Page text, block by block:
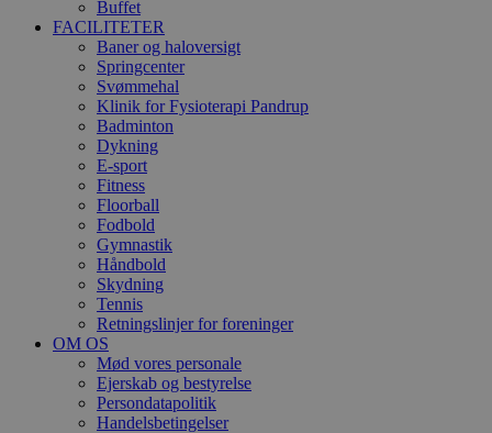
Buffet
FACILITETER
Baner og haloversigt
Springcenter
Svømmehal
Klinik for Fysioterapi Pandrup
Badminton
Dykning
E-sport
Fitness
Floorball
Fodbold
Gymnastik
Håndbold
Skydning
Tennis
Retningslinjer for foreninger
OM OS
Mød vores personale
Ejerskab og bestyrelse
Persondatapolitik
Handelsbetingelser